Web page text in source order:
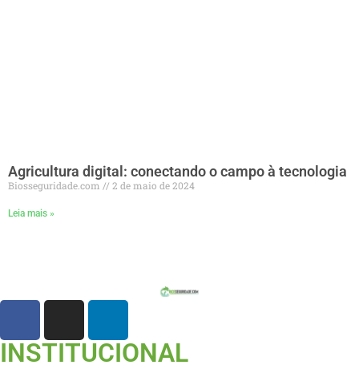
Agricultura digital: conectando o campo à tecnologia
Biosseguridade.com 2 de maio de 2024
Leia mais »
INSTITUCIONAL